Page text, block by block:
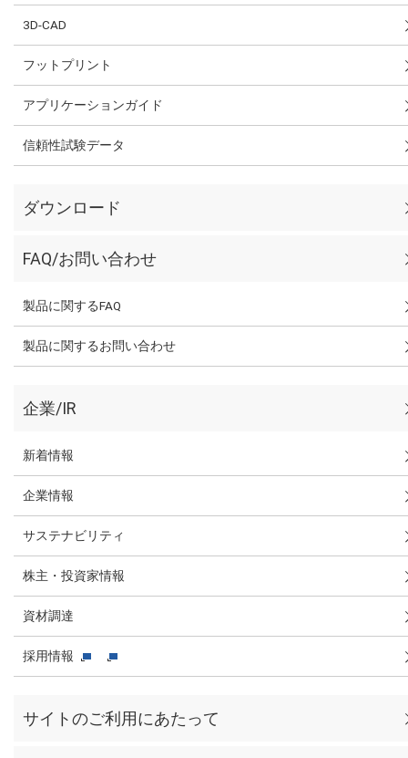
3D-CAD
フットプリント
アプリケーションガイド
信頼性試験データ
ダウンロード
FAQ/お問い合わせ
製品に関するFAQ
製品に関するお問い合わせ
企業/IR
新着情報
企業情報
サステナビリティ
株主・投資家情報
資材調達
採用情報
サイトのご利用にあたって